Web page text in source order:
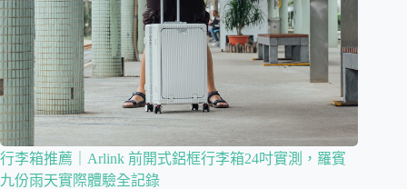
行李箱推薦｜Arlink 前開式鋁框行李箱24吋實測，羅賓
九份雨天實際體驗全記錄